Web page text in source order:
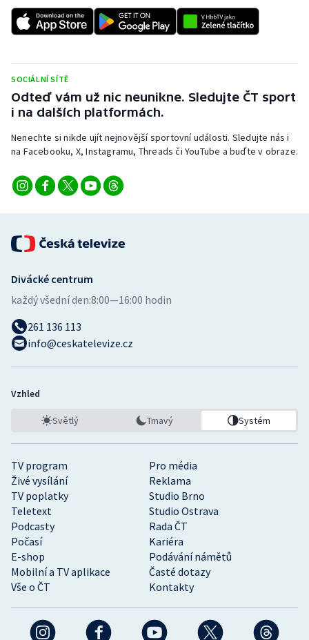
SOCIÁLNÍ SÍTĚ
Odteď vám už nic neunikne. Sledujte ČT sport
i na dalších platformách.
Nenechte si nikde ujít nejnovější sportovní události. Sledujte nás i
na Facebooku, X, Instagramu, Threads či YouTube a buďte v obraze.
TV program
Pro média
Živé vysílání
Reklama
TV poplatky
Studio Brno
Teletext
Studio Ostrava
Podcasty
Rada ČT
Počasí
Kariéra
E-shop
Podávání námětů
Mobilní a TV aplikace
Časté dotazy
Vše o ČT
Kontakty
Divácké centrum
každý všední den:8:00—16:00 hodin
261 136 113
info@ceskatelevize.cz
Vzhled
Světlý Tmavý Systém